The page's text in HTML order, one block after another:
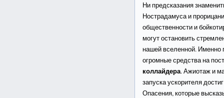
Ни предсказания
Нострадамуса и
общественности и
могут остановить
нашей вселенной. Именно
огромные средства на
коллайдера. Ажиотаж и
запуска ускорителя
Опасения, которые